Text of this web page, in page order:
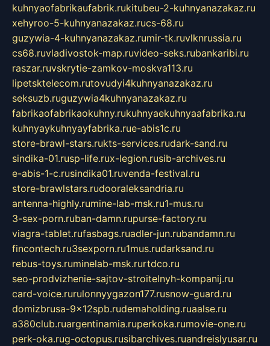
kuhnyaofabrikaufabrik.rukitubeu-2-kuhnyanazakaz.ru
xehyroo-5-kuhnyanazakaz.rucs-68.ru
guzywia-4-kuhnyanazakaz.rumir-tk.ruvlknrussia.ru
cs68.ruvladivostok-map.ruvideo-seks.rubankaribi.ru
raszar.ruvskrytie-zamkov-moskva113.ru
lipetsktelecom.rutovudyi4kuhnyanazakaz.ru
seksuzb.ruguzywia4kuhnyanazakaz.ru
fabrikaofabrikaokuhny.rukuhnyaekuhnyaafabrika.ru
kuhnyaykuhnyayfabrika.rue-abis1c.ru
store-brawl-stars.rukts-services.rudark-sand.ru
sindika-01.rusp-life.rux-legion.rusib-archives.ru
e-abis-1-c.rusindika01.ruvenda-festival.ru
store-brawlstars.rudooraleksandria.ru
antenna-highly.rumine-lab-msk.ru1-mus.ru
3-sex-porn.ruban-damn.rupurse-factory.ru
viagra-tablet.rufasbags.ruadler-jun.rubandamn.ru
fincontech.ru3sexporn.ru1mus.rudarksand.ru
rebus-toys.ruminelab-msk.rurtdco.ru
seo-prodvizhenie-sajtov-stroitelnyh-kompanij.ru
card-voice.rurulonnyygazon177.rusnow-guard.ru
domizbrusa-9x12spb.rudemaholding.ruaalse.ru
a380club.ruargentinamia.ruperkoka.rumovie-one.ru
perk-oka.rug-octopus.rusibarchives.ruandreislyusar.ru